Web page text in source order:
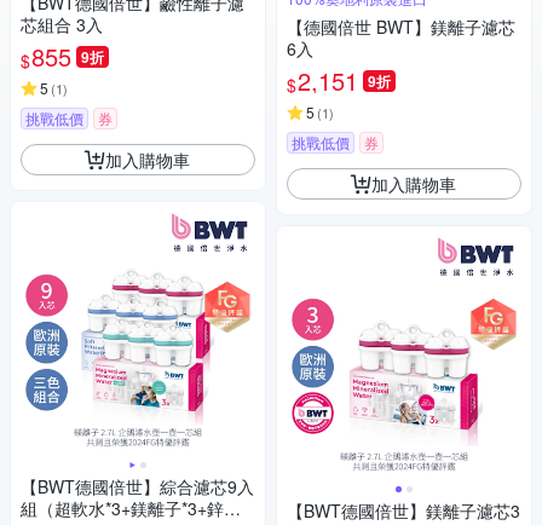
芯組合 3入
$855 9折
5 (1)
挑戰低價 券
加入購物車
【BWT德國倍世】綜合濾芯9入
組（超軟水*3+鎂離子*3+鋅離
【德國倍世 BWT】鎂離子濾芯
6入
$2,151 9折
5 (1)
挑戰低價 券
加入購物車
【BWT德國倍世】鎂離子濾芯3